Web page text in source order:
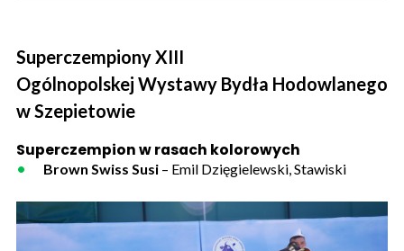
SuperczempionyXIII
Ogólnopolskej Wystawy Bydła Hodowlanego
w Szepietowie
Superczempion w rasach kolorowych
Brown Swiss Susi – Emil Dzięgielewski, Stawiski